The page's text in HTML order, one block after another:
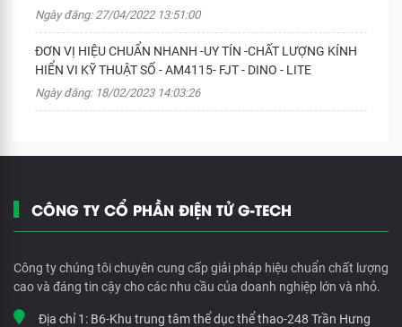
Ngày đăng: 27/04/2022 13:51:00
ĐƠN VỊ HIỆU CHUẨN NHANH -UY TÍN -CHẤT LƯỢNG KÍNH
HIỂN VI KỸ THUẬT SỐ - AM4115- FJT - DINO - LITE
Ngày đăng: 18/02/2023 14:03:26
CÔNG TY CỔ PHẦN ĐIỆN TỬ G-TECH
Công ty chúng tôi chuyên cung cấp giải pháp hiệu chuẩn chất lượng
cao và đáng tin cậy cho các nhu cầu của doanh nghiệp lớn và nhỏ.
Địa chỉ 1: B6-Khu trung tâm thể dục thể thao-248 Trần Hưng